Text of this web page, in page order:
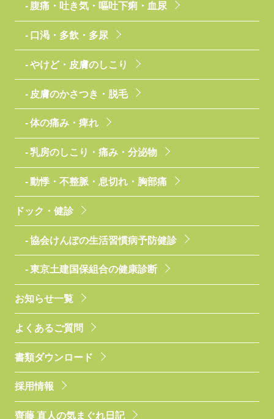
腹痛・吐き気・嘔吐下痢・血尿
口渇・多飲・多尿
やけど・皮膚のしこり
皮膚のかさつき・脱毛
体の痛み・痺れ
乳房のしこり・痛み・分泌物
動悸・不整脈・息切れ・胸部痛
ドック・健診
協会けんぽの生活習慣病予防健診
東京土建国保組合の健康診断
お知らせ一覧
よくあるご質問
書類ダウンロード
採用情報
齊藤 直人の気まぐれ日記